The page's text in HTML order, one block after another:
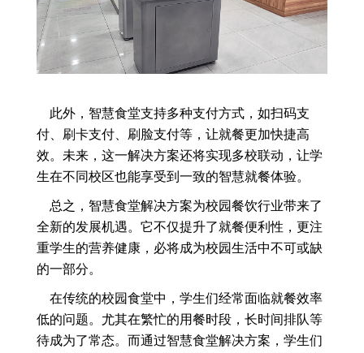
此外，智慧食堂支持多种支付方式，如扫码支
付、刷卡支付、刷脸支付等，让就餐更加快捷高
效。未来，这一解决方案还将实现多校联动，让学
生在不同校区也能享受到一致的智慧就餐体验。
总之，智慧食堂解决方案为校园餐饮行业带来了
全新的发展机遇。它不仅提升了就餐便利性，更注
重学生的营养健康，必将成为校园生活中不可或缺
的一部分。
在传统的校园食堂中，学生们经常面临就餐效率
低的问题。尤其在繁忙的用餐时段，长时间排队等
待成为了常态。而通过智慧食堂解决方案，学生们